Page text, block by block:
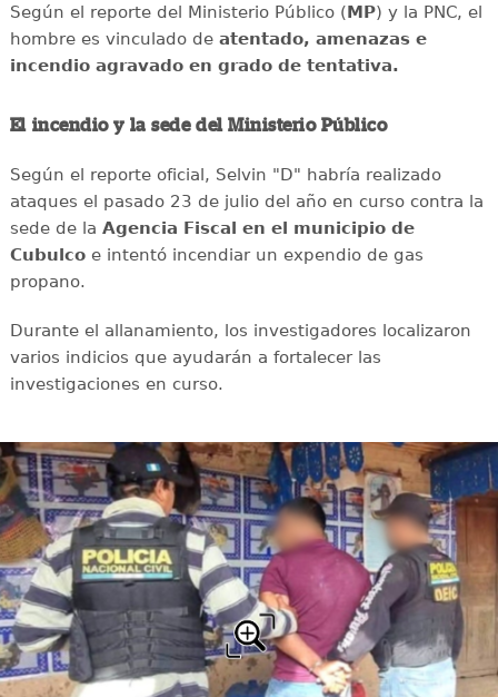
Según el reporte del Ministerio Público (MP) y la PNC, el
hombre es vinculado de atentado, amenazas e
incendio agravado en grado de tentativa.
El incendio y la sede del Ministerio Público
Según el reporte oficial, Selvin "D" habría realizado
ataques el pasado 23 de julio del año en curso contra la
sede de la Agencia Fiscal en el municipio de
Cubulcoe intentó incendiar un expendio de gas
propano.
Durante el allanamiento, los investigadores localizaron
varios indicios que ayudarán a fortalecer las
investigaciones en curso.